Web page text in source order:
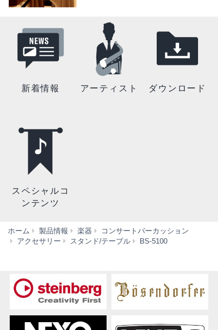
新着情報 アーティスト ダウンロード
スペシャルコ
ンテンツ
ホーム 製品情報 楽器
コンサートパーカッション
アクセサリー
スタンド/テーブル BS-5100
ド